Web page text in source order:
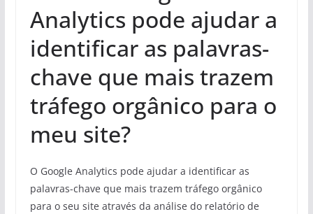
Analytics pode ajudar a
identificar as palavras-
chave que mais trazem
tráfego orgânico para o
meu site?
O Google Analytics pode ajudar a identificar as
palavras-chave que mais trazem tráfego orgânico
para o seu site através da análise do relatório de